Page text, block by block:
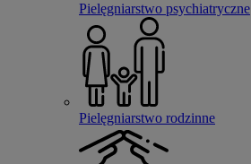
Pielęgniarstwo psychiatryczne
Pielęgniarstwo rodzinne